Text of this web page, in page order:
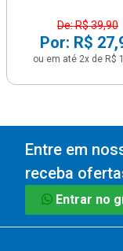
De: R$ 39,90
Por: R$
ou em até 2x de R$
Entre em
receba
Entrar no